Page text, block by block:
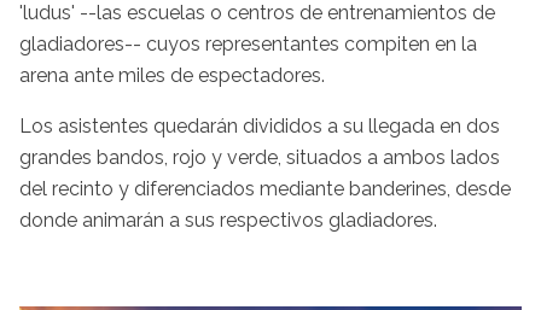
'ludus' --las escuelas o centros de entrenamientos de
gladiadores-- cuyos representantes compiten en la
arena ante miles de espectadores.
Los asistentes quedarán divididos a su llegada en dos
grandes bandos, rojo y verde, situados a ambos lados
del recinto y diferenciados mediante banderines, desde
donde animarán a sus respectivos gladiadores.